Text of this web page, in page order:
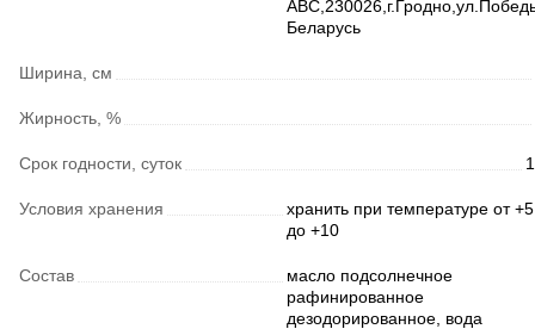
Беларусь
Ширина, см
Жирность, %
Срок годности, суток
Условия хранения
хранить при температуре от +5
до +10
Состав
масло подсолнечное
рафинированное
дезодорированное, вода